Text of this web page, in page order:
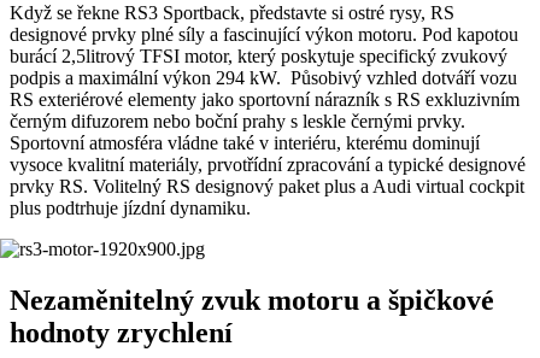
Když se řekne RS3 Sportback, představte si ostré rysy, RS
designové prvky plné síly a fascinující výkon motoru. Pod kapotou
burácí 2,5litrový TFSI motor, který poskytuje specifický zvukový
podpis a maximální výkon 294 kW. Působivý vzhled dotváří vozu
RS exteriérové elementy jako sportovní nárazník s RS exkluzivním
černým difuzorem nebo boční prahy s leskle černými prvky.
Sportovní atmosféra vládne také v interiéru, kterému dominují
vysoce kvalitní materiály, prvotřídní zpracování a typické designové
prvky RS. Volitelný RS designový paket plus a Audi virtual cockpit
plus podtrhuje jízdní dynamiku.
Nezaměnitelný zvuk motoru a špičkové
hodnoty zrychlení